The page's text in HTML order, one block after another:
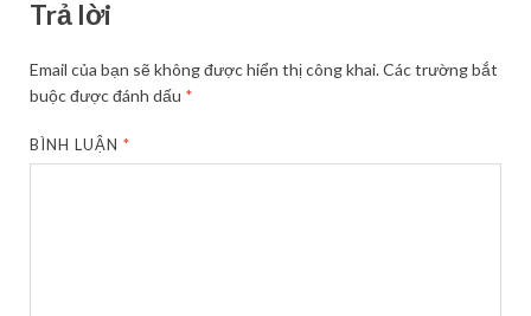
Trả lời
Email của bạn sẽ không được hiển thị công khai.Các trường bắt
buộc được đánh dấu *
BÌNH LUẬN*